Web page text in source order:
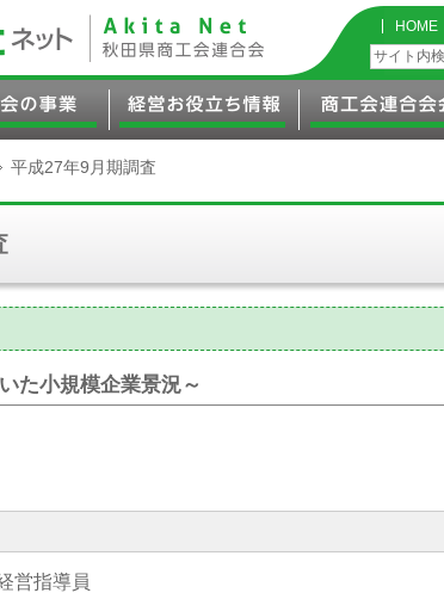
HOME
平成27年9月期調査
た小規模企業景況～
営指導員